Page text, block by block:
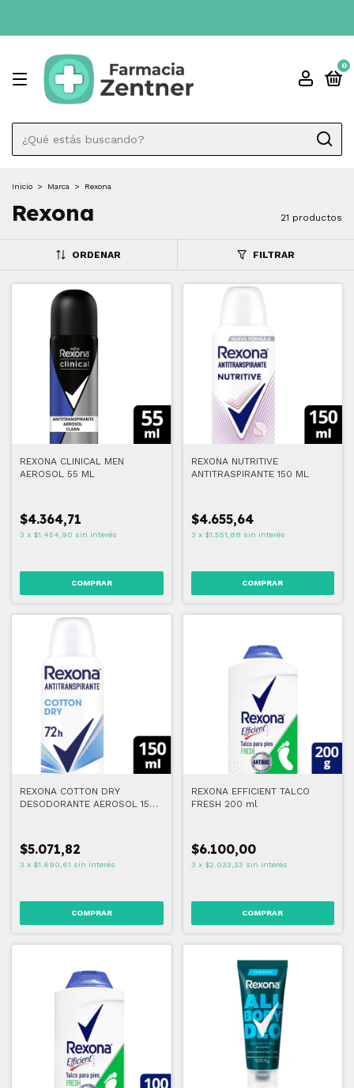
0
Inicio > Marca > Rexona
Rexona 21 productos
ORDENAR FILTRAR
REXONA CLINICAL MEN
AEROSOL 55 ML
$4.364,71
3 x $1.454,90 sin interés
REXONA NUTRITIVE
ANTITRASPIRANTE 150 ML
$4.655,64
3 x $1.551,88 sin interés
REXONA COTTON DRY
DESODORANTE AEROSOL 150
$5.071,82
3 x $1.690,61 sin interés
REXONA EFFICIENT TALCO
FRESH 200 ml
$6.100,00
3 x $2.033,33 sin interés